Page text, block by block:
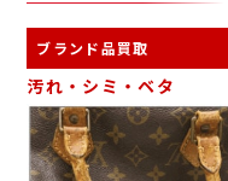
ブランド品買取
汚れ・シミ・ベタ